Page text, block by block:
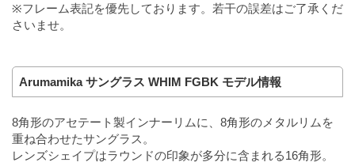
※フレーム表記を優先しております。若干の誤差はご了承くだ
さいませ。
Arumamika サングラス WHIM FGBK モデル情報
8角形のアセテート製インナーリムに、8角形のメタルリムを
重ね合わせたサングラス。
レンズシェイプはラウンドの印象が多分に含まれる16角形。